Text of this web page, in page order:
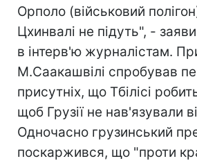
Орполо (військовий
Цхинвалі не підуть", -
в інтерв'ю журналістам.
М.Саакашвілі спробував
присутніх, що Тбілісі
щоб Грузії не нав'язували
Одночасно грузинський
поскаржився, що "проти